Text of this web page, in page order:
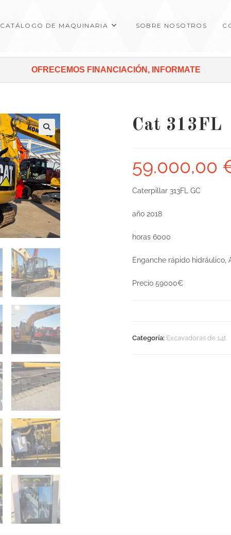
CATÁLOGO DE MAQUINARIA SOBRE NOSOTROS
OFRECEMOS FINANCIACIÓN, INFORMATE
Cat 313FL
59.000,00
Caterpillar 313FL GC
año 2018
horas 6000
Enganche rápido hidráulico,
Precio 59000€
Categoría: Excavadoras de 14t